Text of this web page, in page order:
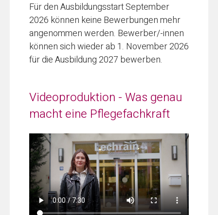
Für den Ausbildungsstart September
2026 können keine Bewerbungen mehr
angenommen werden. Bewerber/-innen
können sich wieder ab 1. November 2026
für die Ausbildung 2027 bewerben.
Videoproduktion - Was genau
macht eine Pflegefachkraft